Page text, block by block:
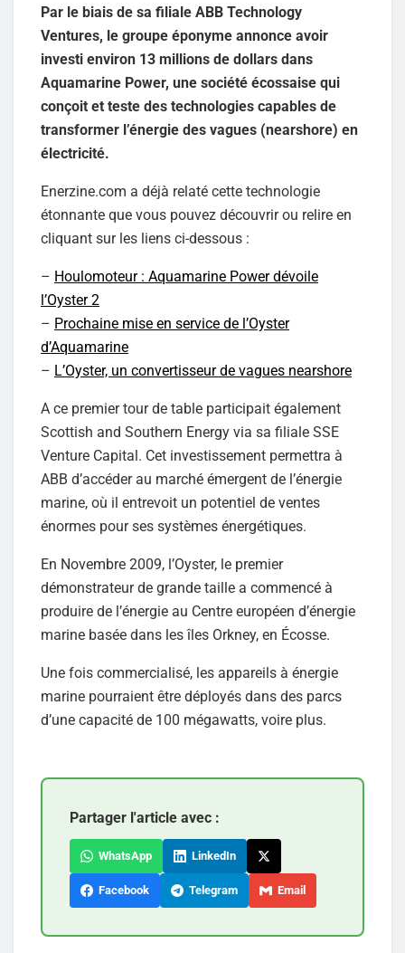
Par le biais de sa filiale ABB Technology
Ventures, le groupe éponyme annonce avoir
investi environ 13 millions de dollars dans
Aquamarine Power, une société écossaise qui
conçoit et teste des technologies capables de
transformer l’énergie des vagues (nearshore) en
électricité.
Enerzine.com a déjà relaté cette technologie
étonnante que vous pouvez découvrir ou relire en
cliquant sur les liens ci-dessous :
– Houlomoteur : Aquamarine Power dévoile
l’Oyster 2
– Prochaine mise en service de l’Oyster
d’Aquamarine
– L’Oyster, un convertisseur de vagues nearshore
A ce premier tour de table participait également
Scottish and Southern Energy via sa filiale SSE
Venture Capital. Cet investissement permettra à
ABB d’accéder au marché émergent de l’énergie
marine, où il entrevoit un potentiel de ventes
énormes pour ses systèmes énergétiques.
En Novembre 2009, l’Oyster, le premier
démonstrateur de grande taille a commencé à
produire de l’énergie au Centre européen d’énergie
marine basée dans les îles Orkney, en Écosse.
Une fois commercialisé, les appareils à énergie
marine pourraient être déployés dans des parcs
d’une capacité de 100 mégawatts, voire plus.
Partager l'article avec :
WhatsApp LinkedIn
Facebook Telegram Email